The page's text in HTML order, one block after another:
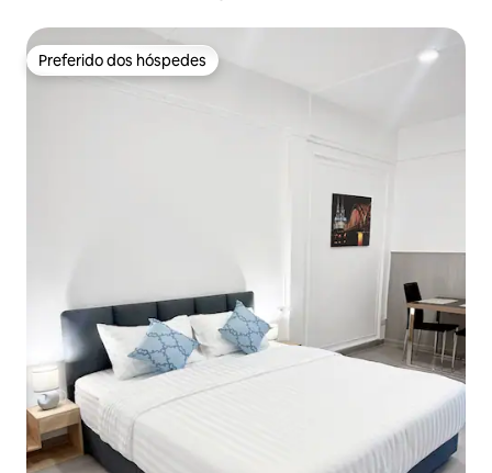
Preferido dos hóspedes
Preferido dos hóspedes